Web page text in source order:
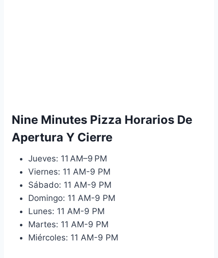
Nine Minutes Pizza Horarios De
Apertura Y Cierre
Jueves: 11 AM–9 PM
Viernes: 11 AM-9 PM
Sábado: 11 AM-9 PM
Domingo: 11 AM-9 PM
Lunes: 11 AM-9 PM
Martes: 11 AM-9 PM
Miércoles: 11 AM-9 PM